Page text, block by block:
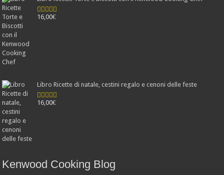
Valutato
16,00€
Libro Ricette di natale, cestini regalo e cenoni delle feste
Valutato
16,00€
Kenwood Cooking Blog